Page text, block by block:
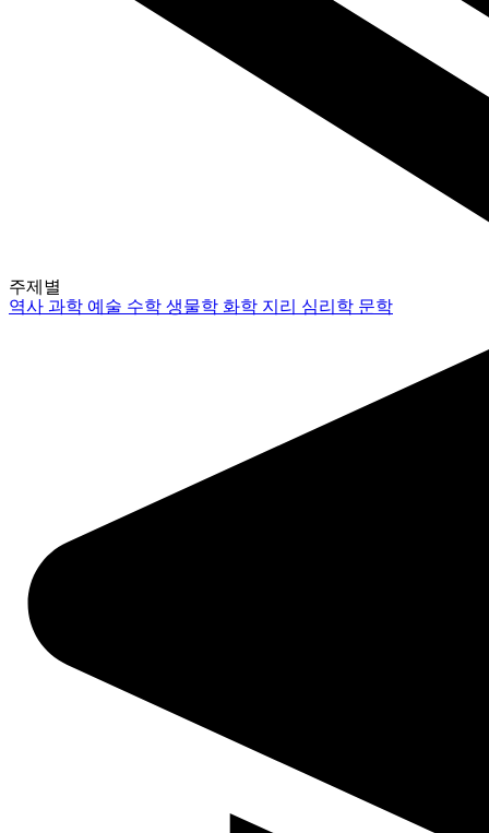
주제별
역사과학 예술 수학생물학 화학 지리 심리학 문학